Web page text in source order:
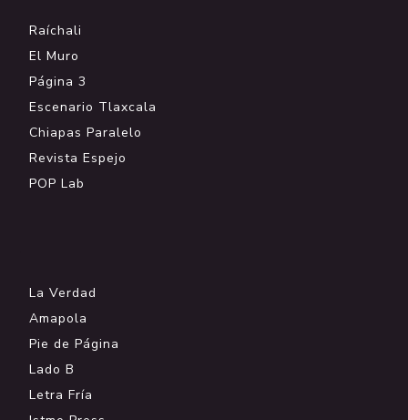
Raíchali
El Muro
Página 3
Escenario Tlaxcala
Chiapas Paralelo
Revista Espejo
POP Lab
La Verdad
Amapola
Pie de Página
Lado B
Letra Fría